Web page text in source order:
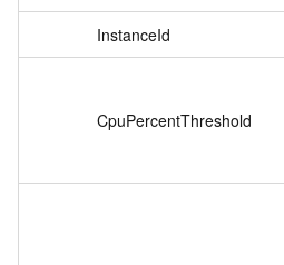
InstanceId
CpuPercentThreshold